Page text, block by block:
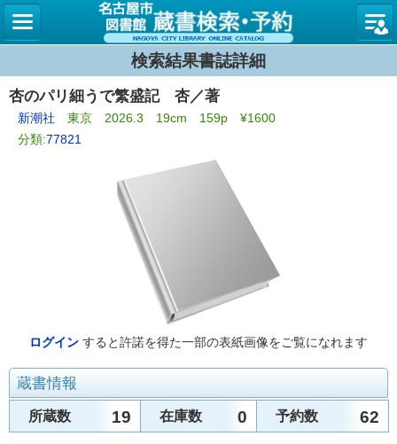
名古屋
検索結果書誌詳細
杏のパリ細うで繁盛記 杏／著
新潮社 東京 2026.3 19cm 159p ¥1600
分類:77821
ログイン すると許諾を得た一部の表紙画像をご覧になれます
蔵書情報
所蔵数 19 在庫数 0 予約数 62